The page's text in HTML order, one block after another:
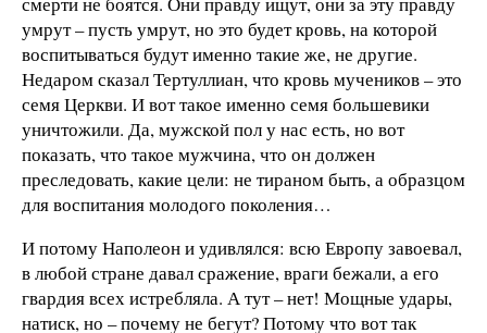
умрут – пусть умрут, но это будет кровь, на которой
воспитываться будут именно такие же, не другие.
Недаром сказал Тертуллиан, что кровь мучеников – это
семя Церкви. И вот такое именно семя большевики
уничтожили. Да, мужской пол у нас есть, но вот
показать, что такое мужчина, что он должен
преследовать, какие цели: не тираном быть, а образцом
для воспитания молодого поколения…
И потому Наполеон и удивлялся: всю Европу завоевал,
в любой стране давал сражение, враги бежали, а его
гвардия всех истребляла. А тут – нет! Мощные удары,
натиск, но – почему не бегут? Потому что вот так